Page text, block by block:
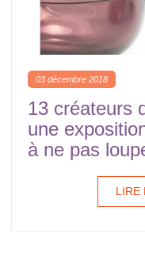
03 décembre 2018
13 créateurs
une
à ne pas
LIRE